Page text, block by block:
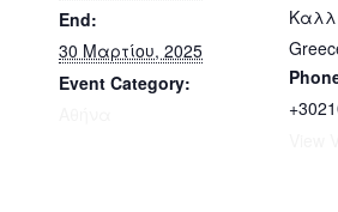
End:
30 Μαρτίου, 2025
Event Category: